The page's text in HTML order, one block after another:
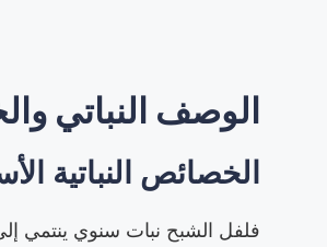
الوصف النباتي
الخصائص النباتية